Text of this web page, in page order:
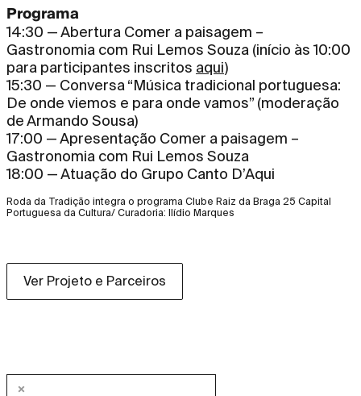
Programa
14:30 — Abertura Comer a paisagem –
Gastronomia com Rui Lemos Souza (início às 10:00
para participantes inscritos aqui)
15:30 — Conversa “Música tradicional portuguesa:
De onde viemos e para onde vamos” (moderação
de Armando Sousa)
17:00 — Apresentação Comer a paisagem –
Gastronomia com Rui Lemos Souza
18:00 — Atuação do Grupo Canto D’Aqui
Roda da Tradição integra o programa Clube Raiz da Braga 25 Capital
Portuguesa da Cultura/ Curadoria: Ilídio Marques
Ver Projeto e Parceiros